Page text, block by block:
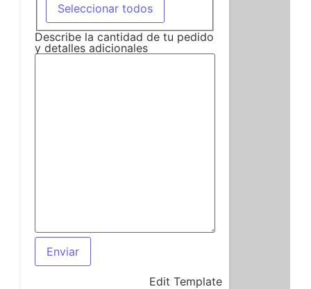
Seleccionar todos
Describe la cantidad de tu pedido
y detalles adicionales
Edit Template